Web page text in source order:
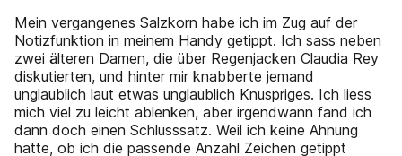
Mein vergangenes Salzkorn habe ich im Zug auf der
Notizfunktion in meinem Handy getippt. Ich sass neben
zwei älteren Damen, die über Regenjacken Claudia Rey
diskutierten, und hinter mir knabberte jemand
unglaublich laut etwas unglaublich Knuspriges. Ich liess
mich viel zu leicht ablenken, aber irgendwann fand ich
dann doch einen Schlusssatz. Weil ich keine Ahnung
hatte, ob ich die passende Anzahl Zeichen getippt